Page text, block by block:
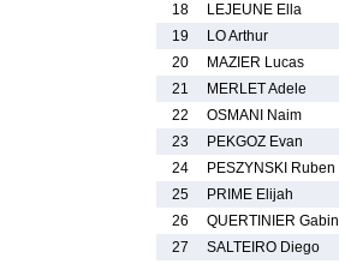
18
LEJEUNE Ella
19
LO Arthur
20
MAZIER Lucas
21
MERLET Adele
22
OSMANI Naim
23
PEKGOZ Evan
24
PESZYNSKI Ruben
25
PRIME Elijah
26
QUERTINIER Gabin
27
SALTEIRO Diego